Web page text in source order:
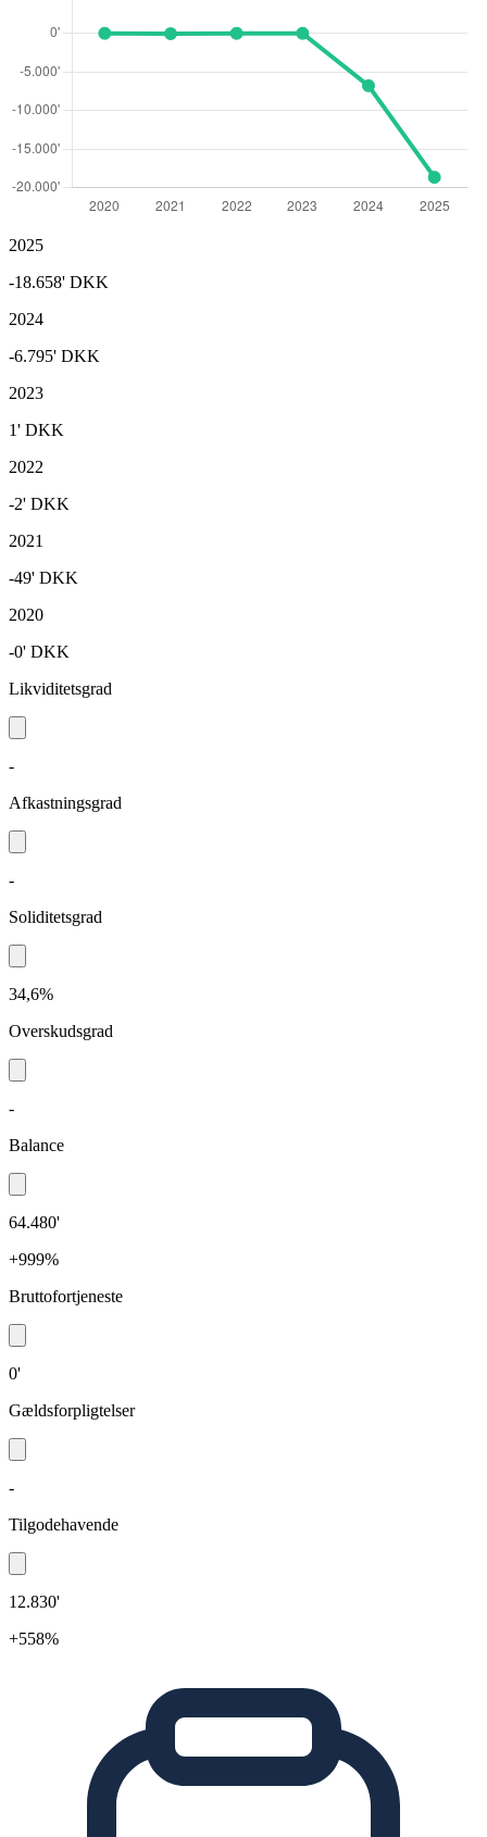
2025
-18.658' DKK
2024
-6.795' DKK
2023
1' DKK
2022
-2' DKK
2021
-49' DKK
2020
-0' DKK
Likviditetsgrad
-
Afkastningsgrad
-
Soliditetsgrad
34,6%
Overskudsgrad
-
Balance
64.480'
+999%
Bruttofortjeneste
0'
Gældsforpligtelser
-
Tilgodehavende
12.830'
+558%